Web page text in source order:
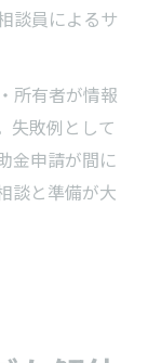
談員によるサ
所有者が情報
失敗例として
金申請が間に
談と準備が大